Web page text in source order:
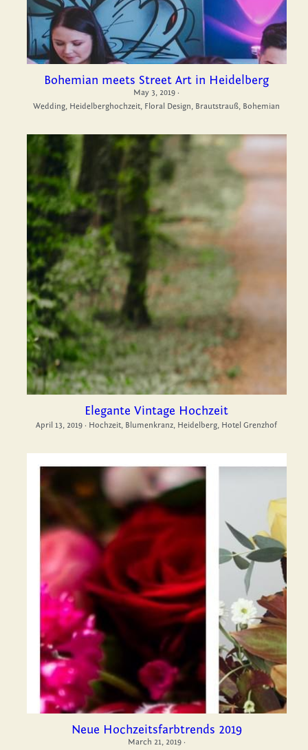
Bohemian meets Street Art in Heidelberg
May 3, 2019 ·
Wedding, Heidelberghochzeit, Floral Design, Brautstrauß, Bohemian
Elegante Vintage Hochzeit
April 13, 2019 · Hochzeit, Blumenkranz, Heidelberg, Hotel Grenzhof
Neue Hochzeitsfarbtrends 2019
March 21, 2019·